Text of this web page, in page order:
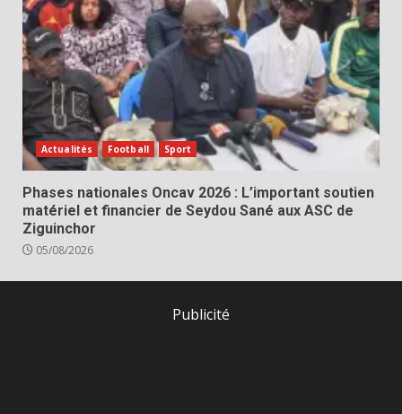
Actualités Football Sport
Phases nationales Oncav 2026 : L’important soutien
matériel et financier de Seydou Sané aux ASC de
Ziguinchor
05/08/2026
Publicité